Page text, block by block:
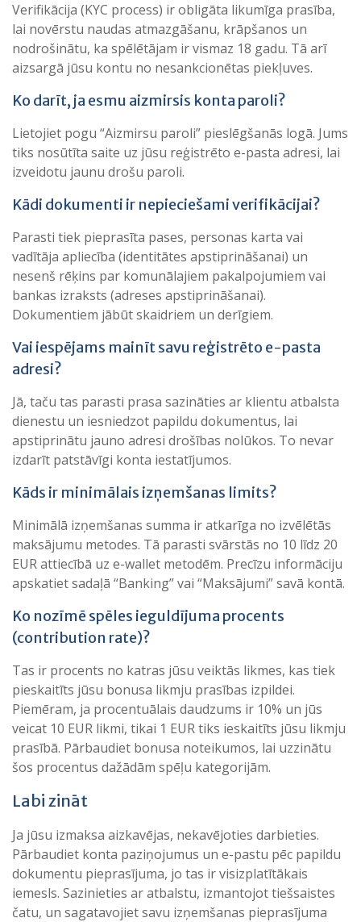
Verifikācija (KYC process) ir obligāta likumīga prasība,
lai novērstu naudas atmazgāšanu, krāpšanos un
nodrošinātu, ka spēlētājam ir vismaz 18 gadu. Tā arī
aizsargā jūsu kontu no nesankcionētas piekļuves.
Ko darīt, ja esmu aizmirsis konta paroli?
Lietojiet pogu “Aizmirsu paroli” pieslēgšanās logā. Jums
tiks nosūtīta saite uz jūsu reģistrēto e-pasta adresi, lai
izveidotu jaunu drošu paroli.
Kādi dokumenti ir nepieciešami verifikācijai?
Parasti tiek pieprasīta pases, personas karta vai
vadītāja apliecība (identitātes apstiprināšanai) un
nesenš rēķins par komunālajiem pakalpojumiem vai
bankas izraksts (adreses apstiprināšanai).
Dokumentiem jābūt skaidriem un derīgiem.
Vai iespējams mainīt savu reģistrēto e-pasta
adresi?
Jā, taču tas parasti prasa sazināties ar klientu atbalsta
dienestu un iesniedzot papildu dokumentus, lai
apstiprinātu jauno adresi drošības nolūkos. To nevar
izdarīt patstāvīgi konta iestatījumos.
Kāds ir minimālais izņemšanas limits?
Minimālā izņemšanas summa ir atkarīga no izvēlētās
maksājumu metodes. Tā parasti svārstās no 10 līdz 20
EUR attiecībā uz e-wallet metodēm. Precīzu informāciju
apskatiet sadaļā “Banking” vai “Maksājumi” savā kontā.
Ko nozīmē spēles ieguldījuma procents
(contribution rate)?
Tas ir procents no katras jūsu veiktās likmes, kas tiek
pieskaitīts jūsu bonusa likmju prasības izpildei.
Piemēram, ja procentuālais daudzums ir 10% un jūs
veicat 10 EUR likmi, tikai 1 EUR tiks ieskaitīts jūsu likmju
prasībā. Pārbaudiet bonusa noteikumos, lai uzzinātu
šos procentus dažādām spēļu kategorijām.
Labi zināt
Ja jūsu izmaksa aizkavējas, nekavējoties darbieties.
Pārbaudiet konta paziņojumus un e-pastu pēc papildu
dokumentu pieprasījuma, jo tas ir visizplatītākais
iemesls. Sazinieties ar atbalstu, izmantojot tiešsaistes
čatu, un sagatavojiet savu izņemšanas pieprasījuma